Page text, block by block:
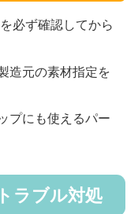
必ず確認してから
造元の素材指定を
プにも使えるパー
ラブル対処